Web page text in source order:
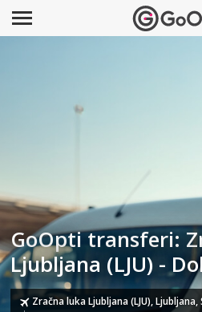
GoOpti transferi:
Ljubljana (LJU) -
Zračna luka Ljubljana (LJU),